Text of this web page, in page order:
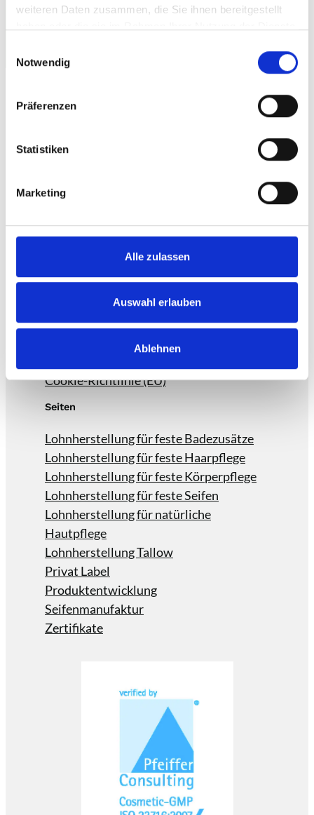
weiteren Daten zusammen, die Sie ihnen bereitgestellt
Notwendig
Präferenzen
Statistiken
Marketing
Alle zulassen
Auswahl erlauben
Ablehnen
Steinweg 7
38315 Werlaburgdorf
Kontakt
Cookie-Richtlinie (EU)
Seiten
Lohnherstellung für feste Badezusätze
Lohnherstellung für feste Haarpflege
Lohnherstellung für feste Körperpflege
Lohnherstellung für feste Seifen
Lohnherstellung für natürliche
Hautpflege
Lohnherstellung Tallow
Privat Label
Produktentwicklung
Seifenmanufaktur
Zertifikate